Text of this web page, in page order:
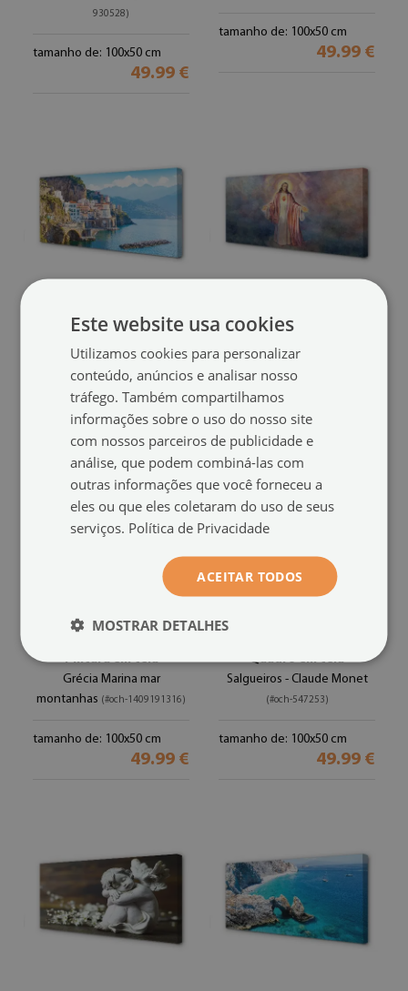
930528)
tamanho de: 100x50 cm
49.99 €
tamanho de: 100x50 cm
49.99 €
Pintura em tela
Itália(#och-215039247)
tamanho de: 100x50 cm
49.99 €
Pintura em tela
tamanho de: 100x50 cm
Pintura em tela
Grécia Marina mar
montanhas (#och-1409191316)
tamanho de: 100x50 cm
49.99 €
Quadro em tela
Salgueiros - Claude Monet
(#och-547253)
tamanho de: 100x50 cm
49.99 €
Este website usa cookies
Utilizamos cookies para personalizar
conteúdo, anúncios e analisar nosso
tráfego. Também compartilhamos
informações sobre o uso do nosso site
com nossos parceiros de publicidade e
análise, que podem combiná-las com
outras informações que você forneceu a
eles ou que eles coletaram do uso de seus
serviços. Política de Privacidade
ACEITAR TODOS
MOSTRAR DETALHES